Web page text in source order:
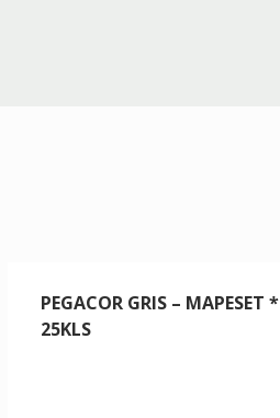
PEGACOR GRIS – MAPESET *
25KLS